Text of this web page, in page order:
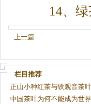
14、绿
上一篇
栏目推荐
正山小种红茶与铁观音茶
中国茶叶为何不能成为世